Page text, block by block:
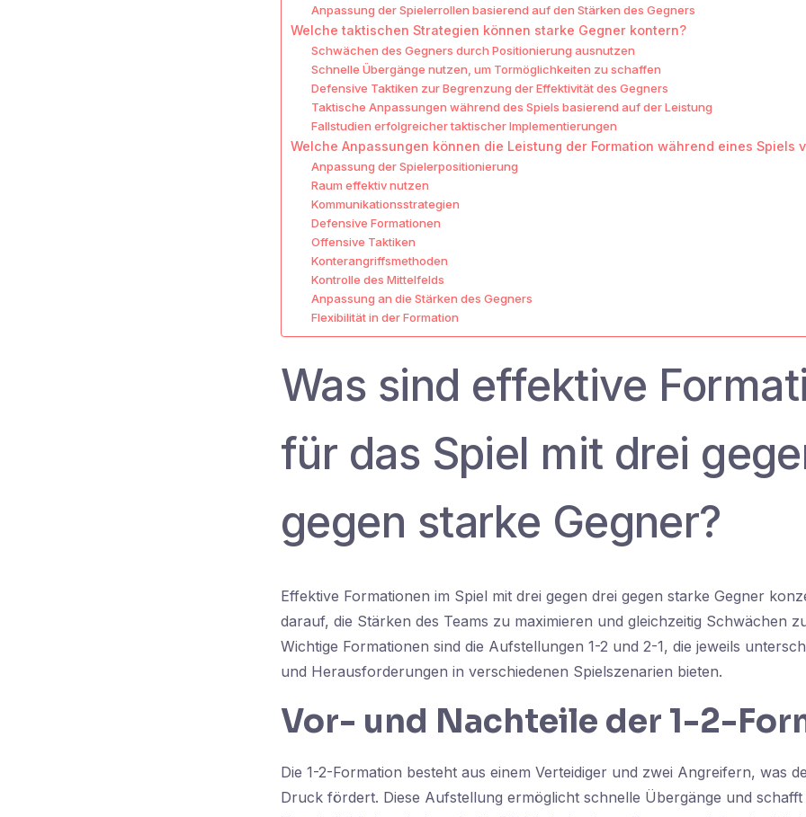
Anpassung der Spielerrollen basierend auf den Stärken des Gegners
Welche taktischen Strategien können starke Gegner kontern?
Schwächen des Gegners durch Positionierung ausnutzen
Schnelle Übergänge nutzen, um Tormöglichkeiten zu schaffen
Defensive Taktiken zur Begrenzung der Effektivität des Gegners
Taktische Anpassungen während des Spiels basierend auf der Leistung
Fallstudien erfolgreicher taktischer Implementierungen
Welche Anpassungen können die Leistung der Formation während eines Spiels
Anpassung der Spielerpositionierung
Raum effektiv nutzen
Kommunikationsstrategien
Defensive Formationen
Offensive Taktiken
Konterangriffsmethoden
Kontrolle des Mittelfelds
Anpassung an die Stärken des Gegners
Flexibilität in der Formation
Was sind effektive
für das Spiel mit drei
gegen starke Gegner?
Effektive Formationen im Spiel mit drei gegen drei gegen starke Gegner
darauf, die Stärken des Teams zu maximieren und gleichzeitig Schwächen
Wichtige Formationen sind die Aufstellungen 1-2 und 2-1, die jeweils
und Herausforderungen in verschiedenen Spielszenarien bieten.
Vor- und Nachteile der 1-2-
Die 1-2-Formation besteht aus einem Verteidiger und zwei Angreifern, was
Druck fördert. Diese Aufstellung ermöglicht schnelle Übergänge und